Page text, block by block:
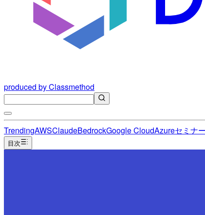
produced by Classmethod
TrendingAWSClaudeBedrockGoogle CloudAzureセミナー
目次